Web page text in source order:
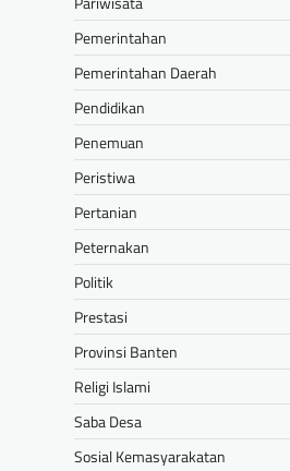
Pemerintahan
Pemerintahan Daerah
Pendidikan
Penemuan
Peristiwa
Pertanian
Peternakan
Politik
Prestasi
Provinsi Banten
Religi Islami
Saba Desa
Sosial Kemasyarakatan